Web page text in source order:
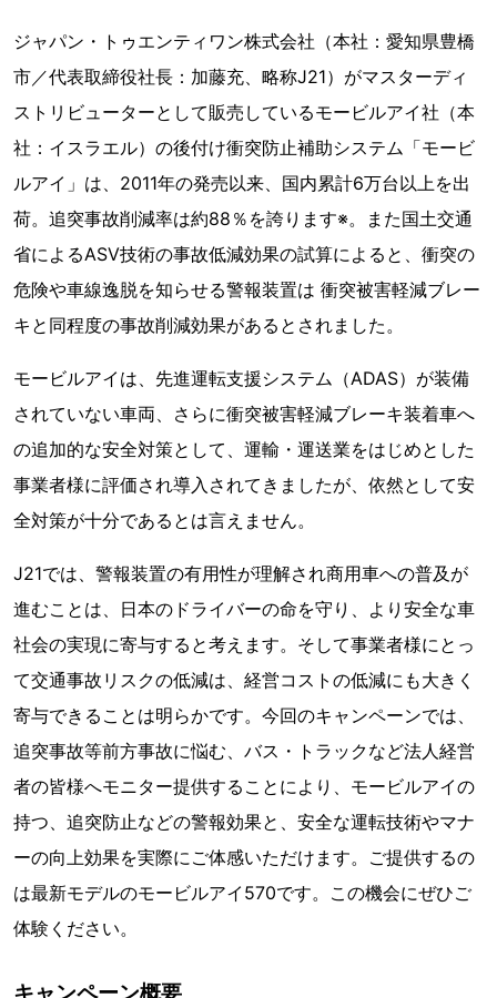
ジャパン・トゥエンティワン株式会社（本社：愛知県豊橋
市／代表取締役社長：加藤充、略称J21）がマスターディ
ストリビューターとして販売しているモービルアイ社（本
社：イスラエル）の後付け衝突防止補助システム「モービ
ルアイ」は、2011年の発売以来、国内累計6万台以上を出
荷。追突事故削減率は約88％を誇ります※。また国土交通
省によるASV技術の事故低減効果の試算によると、衝突の
危険や車線逸脱を知らせる警報装置は 衝突被害軽減ブレー
キと同程度の事故削減効果があるとされました。
モービルアイは、先進運転支援システム（ADAS）が装備
されていない車両、さらに衝突被害軽減ブレーキ装着車へ
の追加的な安全対策として、運輸・運送業をはじめとした
事業者様に評価され導入されてきましたが、依然として安
全対策が十分であるとは言えません。
J21では、警報装置の有用性が理解され商用車への普及が
進むことは、日本のドライバーの命を守り、より安全な車
社会の実現に寄与すると考えます。そして事業者様にとっ
て交通事故リスクの低減は、経営コストの低減にも大きく
寄与できることは明らかです。今回のキャンペーンでは、
追突事故等前方事故に悩む、バス・トラックなど法人経営
者の皆様へモニター提供することにより、モービルアイの
持つ、追突防止などの警報効果と、安全な運転技術やマナ
ーの向上効果を実際にご体感いただけます。ご提供するの
は最新モデルのモービルアイ570です。この機会にぜひご
体験ください。
キャンペーン概要